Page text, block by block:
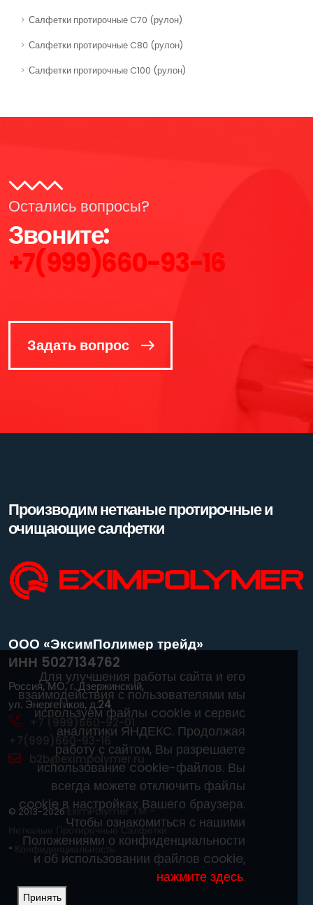
Салфетки протирочные C70 (рулон)
Салфетки протирочные C80 (рулон)
Салфетки протирочные C100 (рулон)
Остались вопросы?
Звоните:
+7(999)660-93-16
Задать вопрос
Производим нетканые протирочные и
очищающие салфетки
ООО «ЭксимПолимер трейд»
ИНН 5027134762
Россия, МО, г. Дзержинский,
ул. Энергетиков, д.24
+7 (999)660-92-01
+7(999)660-93-16
b2b@eximpolymer.ru
© 2013-2026EximPolymer ТМ -
Нетканые Протирочные Салфетки
* Конфиденциальность
Для улучшения работы сайта и его
взаимодействия с пользователями мы
используем файлы cookie и сервис
аналитики ЯНДЕКС. Продолжая
работу с сайтом, Вы разрешаете
использование cookie-файлов. Вы
всегда можете отключить файлы
cookie в настройках Вашего браузера.
Чтобы ознакомиться с нашими
Положениями о конфиденциальности
и об использовании файлов cookie,
нажмите здесь.
Принять